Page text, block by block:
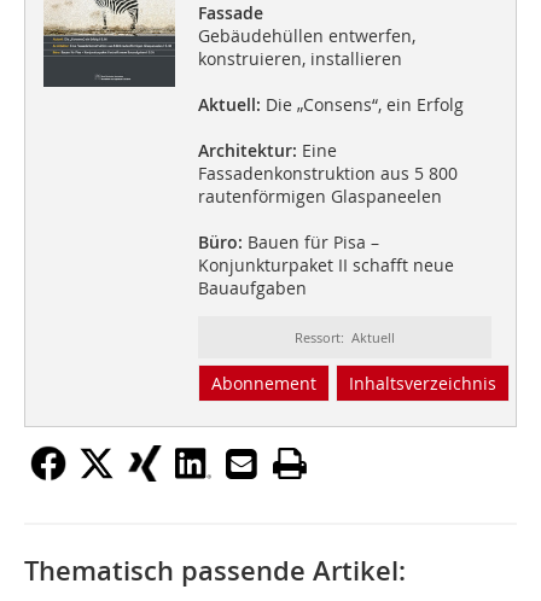
Fassade
Gebäudehüllen entwerfen,
konstruieren, installieren
Aktuell: Die „Consens“, ein Erfolg
Architektur: Eine
Fassadenkonstruktion aus 5 800
rautenförmigen Glaspaneelen
Büro: Bauen für Pisa –
Konjunkturpaket II schafft neue
Bauaufgaben
Ressort: Aktuell
Abonnement Inhaltsverzeichnis
Thematisch passende Artikel: